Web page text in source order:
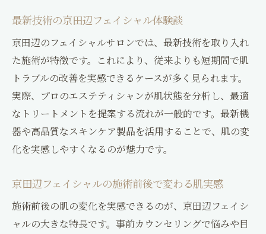
果
京田辺フェイシャルで毎日がもっと心地よ
く
生活スタイル別の京田辺フェイシャル活用
法
通いやすさ重視なら京田辺のフェイシャルがお
すすめ
京田辺フェイシャルで叶う通いやすさの理
立地で選ぶ京田辺フェイシャルの魅力
忙しい女性に京田辺フェイシャルが人気な
理由
最新技術の京田辺フェイシャル体験談
京田辺のフェイシャルサロンでは、最新技術を取り入れ
た施術が特徴です。これにより、従来よりも短期間で肌
トラブルの改善を実感できるケースが多く見られます。
実際、プロのエステティシャンが肌状態を分析し、最適
なトリートメントを提案する流れが一般的です。最新機
器や高品質なスキンケア製品を活用することで、肌の変
化を実感しやすくなるのが魅力です。
京田辺フェイシャルの施術前後で変わる肌実感
施術前後の肌の変化を実感できるのが、京田辺フェイシ
ャルの大きな特長です。事前カウンセリングで悩みや目